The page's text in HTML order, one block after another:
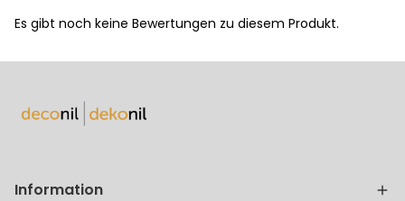
Es gibt noch keine Bewertungen zu diesem Produkt.
Information